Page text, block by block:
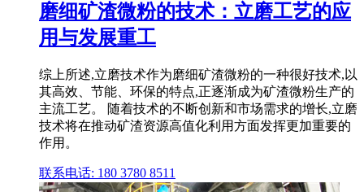
磨细矿渣微粉的技术：立磨工艺的应
用与发展重工
综上所述,立磨技术作为磨细矿渣微粉的一种很好技术,以
其高效、节能、环保的特点,正逐渐成为矿渣微粉生产的
主流工艺。 随着技术的不断创新和市场需求的增长,立磨
技术将在推动矿渣资源高值化利用方面发挥更加重要的
作用。
联系电话: 180 3780 8511